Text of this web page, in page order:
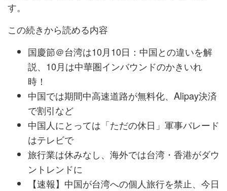
す。
この続きから読める内容
国慶節＠台湾は10月10日：中国との違いを解
説、10月は中華圏インバウンドのかきいれ
時！
中国では期間中高速道路が無料化、Alipay決済
で割引など
中国人にとっては「ただの休日」軍事パレード
はテレビで
旅行業は休みなし、海外では台湾・香港がダウ
ントレンドに
【速報】中国が台湾への個人旅行を禁止、今日